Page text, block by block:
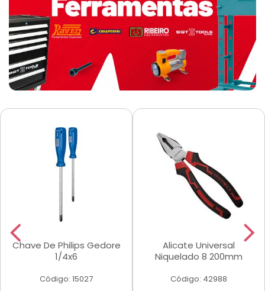
Chave De Philips Gedore
1/4x6
Código: 15027
Alicate Universal
Niquelado 8 200mm
Código: 42988